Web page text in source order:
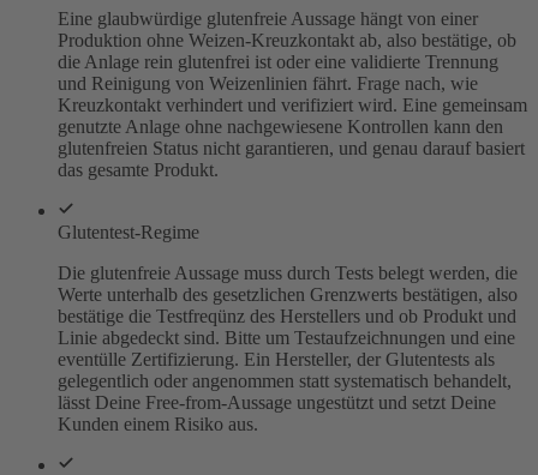
Eine glaubwürdige glutenfreie Aussage hängt von einer
Produktion ohne Weizen-Kreuzkontakt ab, also bestätige, ob
die Anlage rein glutenfrei ist oder eine validierte Trennung
und Reinigung von Weizenlinien fährt. Frage nach, wie
Kreuzkontakt verhindert und verifiziert wird. Eine gemeinsam
genutzte Anlage ohne nachgewiesene Kontrollen kann den
glutenfreien Status nicht garantieren, und genau darauf basiert
das gesamte Produkt.
Glutentest-Regime
Die glutenfreie Aussage muss durch Tests belegt werden, die
Werte unterhalb des gesetzlichen Grenzwerts bestätigen, also
bestätige die Testfreqünz des Herstellers und ob Produkt und
Linie abgedeckt sind. Bitte um Testaufzeichnungen und eine
eventülle Zertifizierung. Ein Hersteller, der Glutentests als
gelegentlich oder angenommen statt systematisch behandelt,
lässt Deine Free-from-Aussage ungestützt und setzt Deine
Kunden einem Risiko aus.